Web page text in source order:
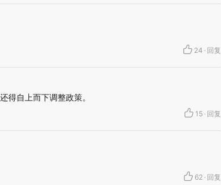
24 · 回复
得自上而下调整政策。
15 · 回复
62 · 回复